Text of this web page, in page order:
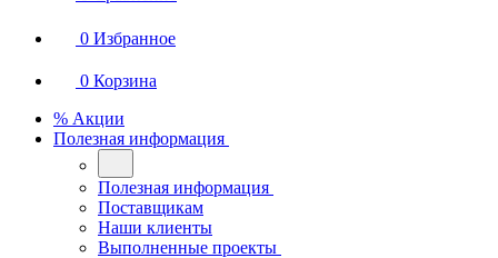
0 Избранное
0 Корзина
% Акции
Полезная информация
Полезная информация
Поставщикам
Наши клиенты
Выполненные проекты